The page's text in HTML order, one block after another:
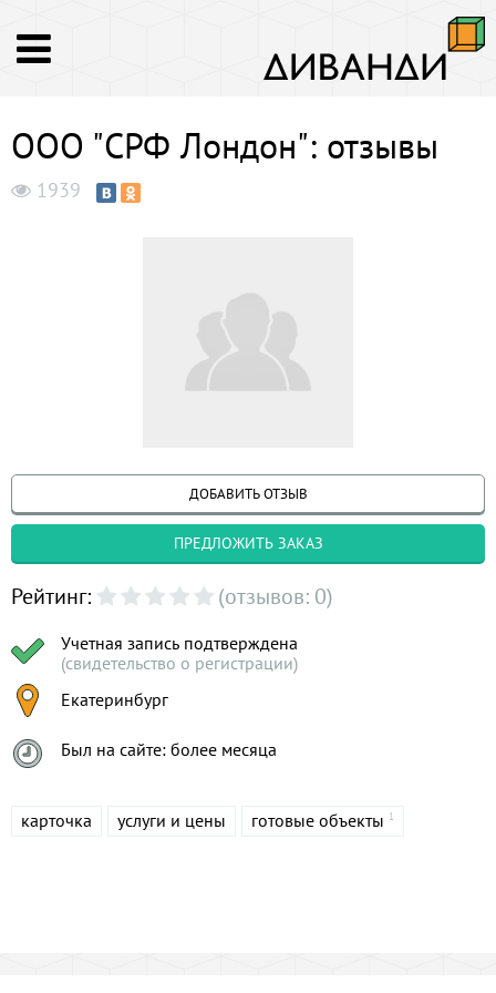
ООО "СРФ Лондон": отзывы
1939
ДОБАВИТЬ ОТЗЫВ
ПРЕДЛОЖИТЬ ЗАКАЗ
Рейтинг: (отзывов: 0)
Учетная запись подтверждена
(свидетельство о регистрации)
Екатеринбург
Был на сайте: более месяца
карточка услуги и цены готовые объекты 1